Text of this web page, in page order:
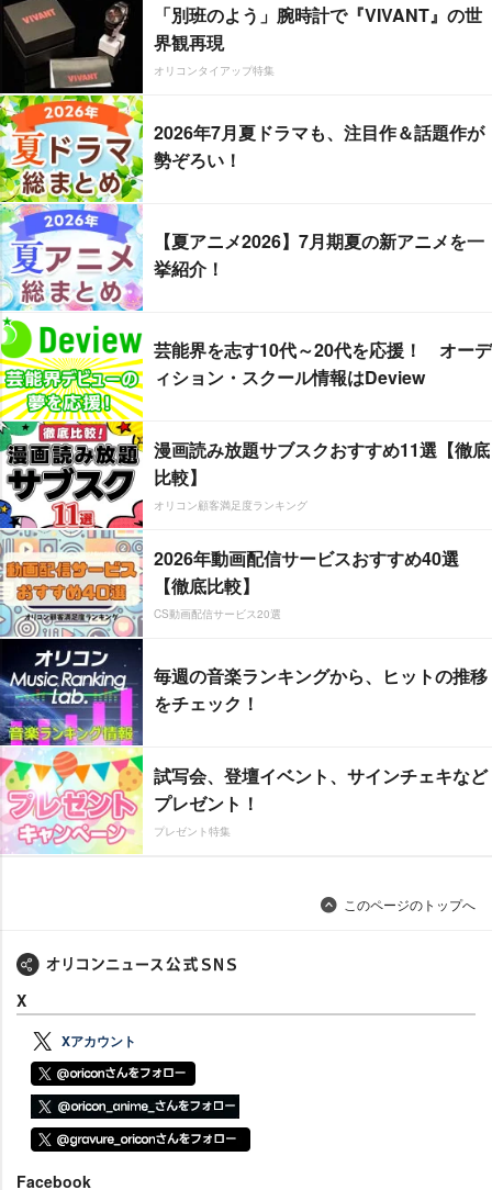
「別班のよう」腕時計で『VIVANT』の世
界観再現
オリコンタイアップ特集
2026年7月夏ドラマも、注目作＆話題作が
勢ぞろい！
【夏アニメ2026】7月期夏の新アニメを一
挙紹介！
芸能界を志す10代～20代を応援！ オーデ
ィション・スクール情報はDeview
漫画読み放題サブスクおすすめ11選【徹底
比較】
オリコン顧客満足度ランキング
2026年動画配信サービスおすすめ40選
【徹底比較】
CS動画配信サービス20選
毎週の音楽ランキングから、ヒットの推移
をチェック！
試写会、登壇イベント、サインチェキなど
プレゼント！
プレゼント特集
このページのトップへ
X
Xアカウント
Facebook